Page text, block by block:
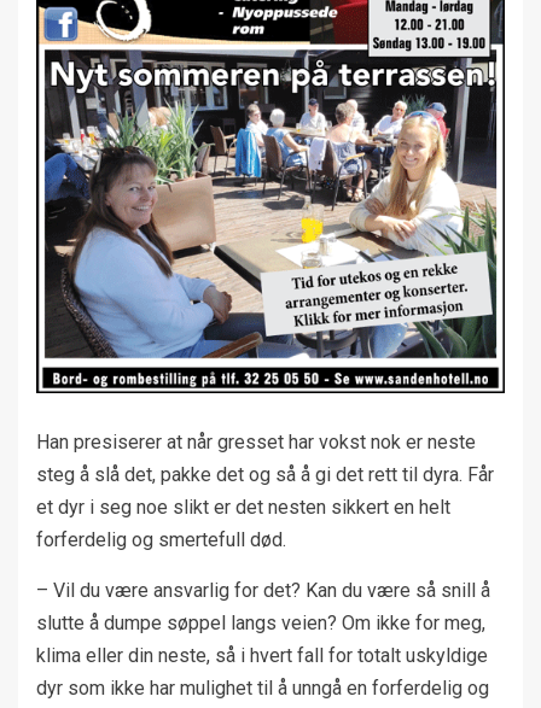
Han presiserer at når gresset har vokst nok er neste
steg å slå det, pakke det og så å gi det rett til dyra. Får
et dyr i seg noe slikt er det nesten sikkert en helt
forferdelig og smertefull død.
– Vil du være ansvarlig for det? Kan du være så snill å
slutte å dumpe søppel langs veien? Om ikke for meg,
klima eller din neste, så i hvert fall for totalt uskyldige
dyr som ikke har mulighet til å unngå en forferdelig og